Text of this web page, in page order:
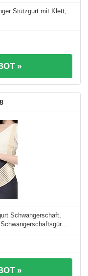
Stützgurt mit Klett,
»
8
Schwangerschaft,
...
»